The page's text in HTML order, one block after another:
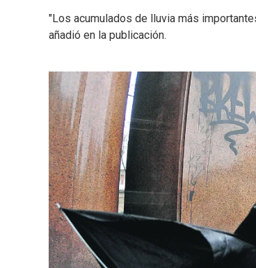
"Los acumulados de lluvia más
añadió en la publicación.